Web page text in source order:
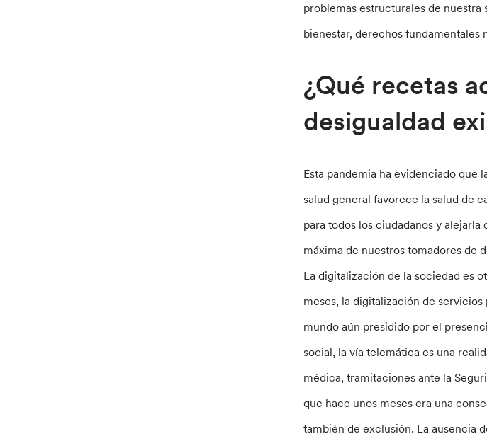
problemas estructurales de
bienestar, derechos fundamentales
¿Qué recetas
desigualdad
Esta pandemia ha evidenciado que
salud general favorece la salud de
para todos los ciudadanos y
máxima de nuestros tomadores de
La digitalización de la sociedad es
meses, la digitalización de
mundo aún presidido por el
social, la vía telemática es una
médica, tramitaciones ante la
que hace unos meses era una
también de exclusión. La ausencia